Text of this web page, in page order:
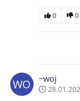
0 0
~woj